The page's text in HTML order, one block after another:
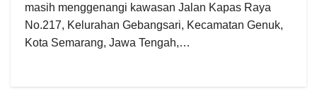
masih menggenangi kawasan Jalan Kapas Raya
No.217, Kelurahan Gebangsari, Kecamatan Genuk,
Kota Semarang, Jawa Tengah,…